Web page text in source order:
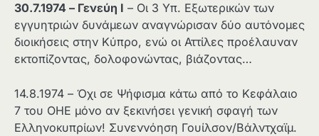
30.7.1974 – Γενεύη Ι – Οι 3 Υπ. Εξωτερικών των
εγγυητριών δυνάμεων αναγνώρισαν δύο αυτόνομες
διοικήσεις στην Κύπρο, ενώ οι Αττίλες προέλαυναν
εκτοπίζοντας, δολοφονώντας, βιάζοντας…
14.8.1974 – Όχι σε Ψήφισμα κάτω από το Κεφάλαιο
7 του ΟΗΕ μόνο αν ξεκινήσει γενική σφαγή των
Ελληνοκυπρίων! Συνεννόηση Γουίλσον/Βάλντχαϊμ.